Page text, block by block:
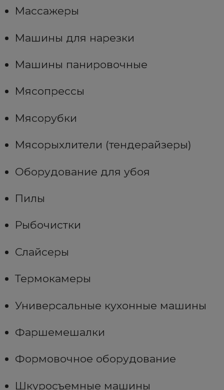
Массажеры
Машины для нарезки
Машины панировочные
Мясопрессы
Мясорубки
Мясорыхлители (тендерайзеры)
Оборудование для убоя
Пилы
Рыбочистки
Слайсеры
Термокамеры
Универсальные кухонные машины
Фаршемешалки
Формовочное оборудование
Шкуросъемные машины